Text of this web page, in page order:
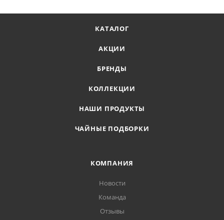
КАТАЛОГ
АКЦИИ
БРЕНДЫ
КОЛЛЕКЦИИ
НАШИ ПРОДУКТЫ
ЧАЙНЫЕ ПОДБОРКИ
КОМПАНИЯ
Новости
Команда
Отзывы